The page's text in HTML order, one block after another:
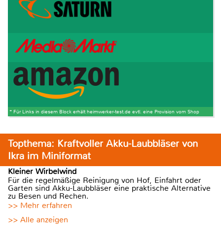
* Für Links in diesem Block erhält heimwerker-test.de evtl. eine Provision vom Shop
Topthema: Kraftvoller Akku-Laubbläser von
Ikra im Miniformat
Kleiner Wirbelwind
Für die regelmäßige Reinigung von Hof, Einfahrt oder
Garten sind Akku-Laubbläser eine praktische Alternative
zu Besen und Rechen.
>> Mehr erfahren
>> Alle anzeigen